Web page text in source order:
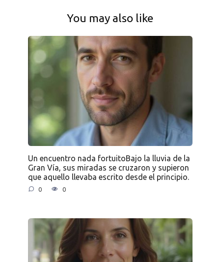
You may also like
Un encuentro nada fortuitoBajo la lluvia de la
Gran Vía, sus miradas se cruzaron y supieron
que aquello llevaba escrito desde el principio.
0 0